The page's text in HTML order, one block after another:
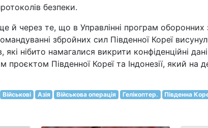
безпеки.
й через те, що в Управлінні програм оборонних
збройних сил Південної Кореї
які нібито намагалися викрити конфіденційні
проєктом Південної Кореї та Індонезії, який на
Військові Азія Військова операція Гелікоптер. Південна